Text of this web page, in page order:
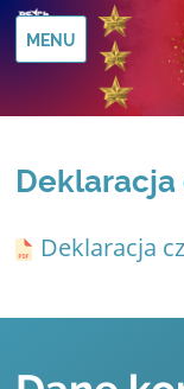
MENU
Deklaracja
Deklaracja